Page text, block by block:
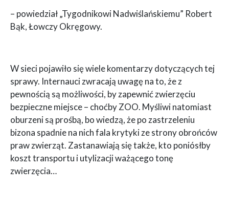
– powiedział „Tygodnikowi Nadwiślańskiemu” Robert
Bąk, Łowczy Okręgowy.
W sieci pojawiło się wiele komentarzy dotyczących tej
sprawy. Internauci zwracają uwagę na to, że z
pewnością są możliwości, by zapewnić zwierzęciu
bezpieczne miejsce – choćby ZOO. Myśliwi natomiast
oburzeni są prośbą, bo wiedzą, że po zastrzeleniu
bizona spadnie na nich fala krytyki ze strony obrońców
praw zwierząt. Zastanawiają się także, kto poniósłby
koszt transportu i utylizacji ważącego tonę
zwierzęcia…